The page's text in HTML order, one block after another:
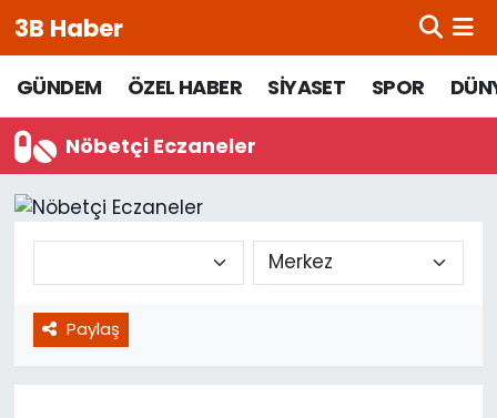
3B Haber
GÜNDEM ÖZEL HABER SİYASET SPOR
Nöbetçi Eczaneler
Paylaş
Beypazarı Hava Durumu
Beypazarı Trafik Yoğunluk Haritası
Süper Lig Puan Durumu ve Fikstür
Son Dakika Haberleri